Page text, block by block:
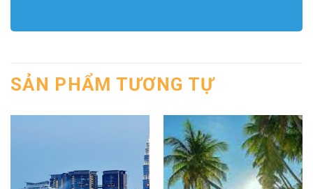
SẢN PHẨM TƯƠNG TỰ